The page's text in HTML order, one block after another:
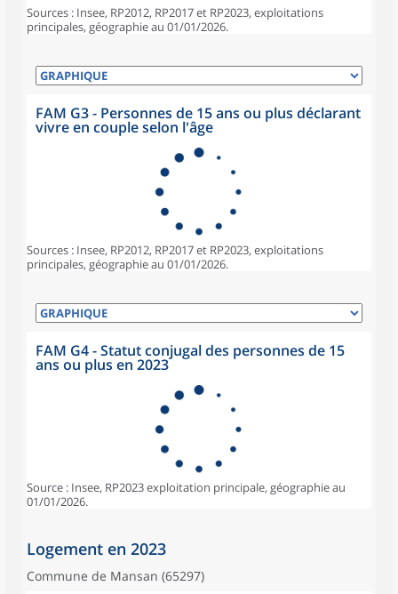
Sources : Insee, RP2012, RP2017 et RP2023, exploitations
principales, géographie au 01/01/2026.
FAM G3 - Personnes de 15 ans ou plus déclarant
vivre en couple selon l'âge
Sources : Insee, RP2012, RP2017 et RP2023, exploitations
principales, géographie au 01/01/2026.
FAM G4 - Statut conjugal des personnes de 15
ans ou plus en 2023
Source : Insee, RP2023 exploitation principale, géographie au
01/01/2026.
Logement en 2023
Commune de Mansan (65297)